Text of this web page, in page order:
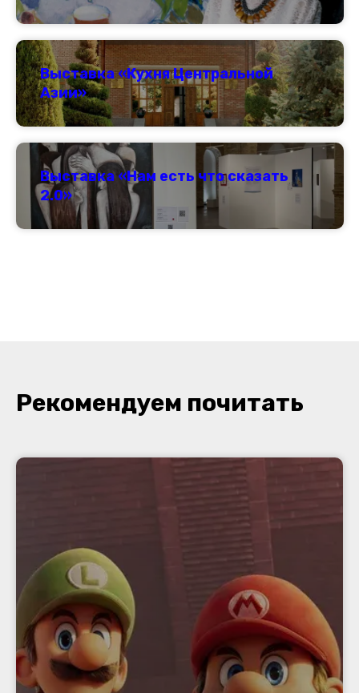
Выставка «Кухня Центральной
Азии»
Выставка «Нам есть что сказать
2.0»
Рекомендуем почитать